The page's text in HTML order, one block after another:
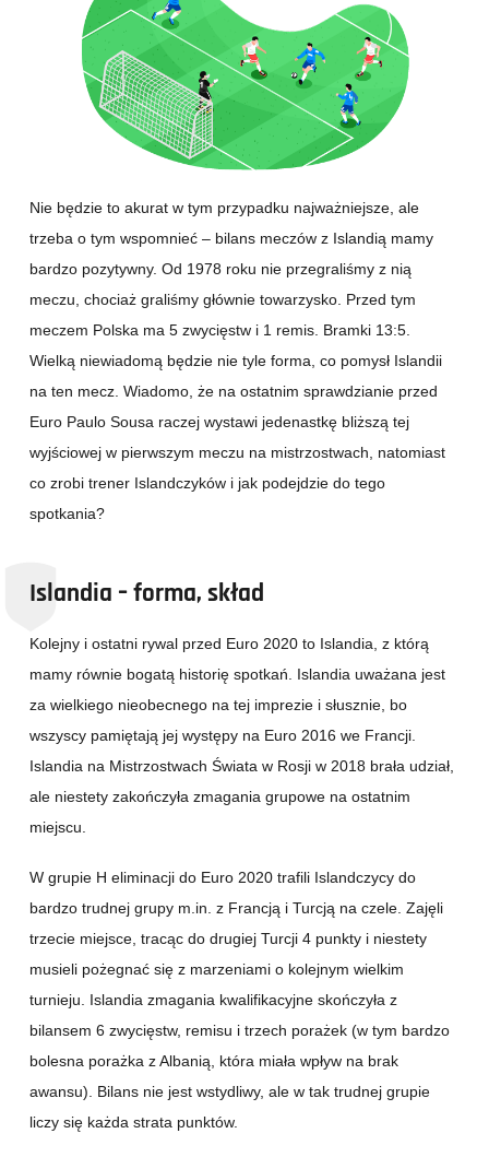
Nie będzie to akurat w tym przypadku najważniejsze, ale
trzeba o tym wspomnieć – bilans meczów z Islandią mamy
bardzo pozytywny. Od 1978 roku nie przegraliśmy z nią
meczu, chociaż graliśmy głównie towarzysko. Przed tym
meczem Polska ma 5 zwycięstw i 1 remis. Bramki 13:5.
Wielką niewiadomą będzie nie tyle forma, co pomysł Islandii
na ten mecz. Wiadomo, że na ostatnim sprawdzianie przed
Euro Paulo Sousa raczej wystawi jedenastkę bliższą tej
wyjściowej w pierwszym meczu na mistrzostwach, natomiast
co zrobi trener Islandczyków i jak podejdzie do tego
spotkania?
Islandia – forma, skład
Kolejny i ostatni rywal przed Euro 2020 to Islandia, z którą
mamy równie bogatą historię spotkań. Islandia uważana jest
za wielkiego nieobecnego na tej imprezie i słusznie, bo
wszyscy pamiętają jej występy na Euro 2016 we Francji.
Islandia na Mistrzostwach Świata w Rosji w 2018 brała udział,
ale niestety zakończyła zmagania grupowe na ostatnim
miejscu.
W grupie H eliminacji do Euro 2020 trafili Islandczycy do
bardzo trudnej grupy m.in. z Francją i Turcją na czele. Zajęli
trzecie miejsce, tracąc do drugiej Turcji 4 punkty i niestety
musieli pożegnać się z marzeniami o kolejnym wielkim
turnieju. Islandia zmagania kwalifikacyjne skończyła z
bilansem 6 zwycięstw, remisu i trzech porażek (w tym bardzo
bolesna porażka z Albanią, która miała wpływ na brak
awansu). Bilans nie jest wstydliwy, ale w tak trudnej grupie
liczy się każda strata punktów.